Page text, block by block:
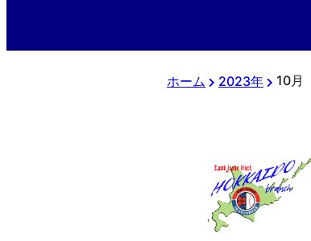
ホーム 2023年 10月